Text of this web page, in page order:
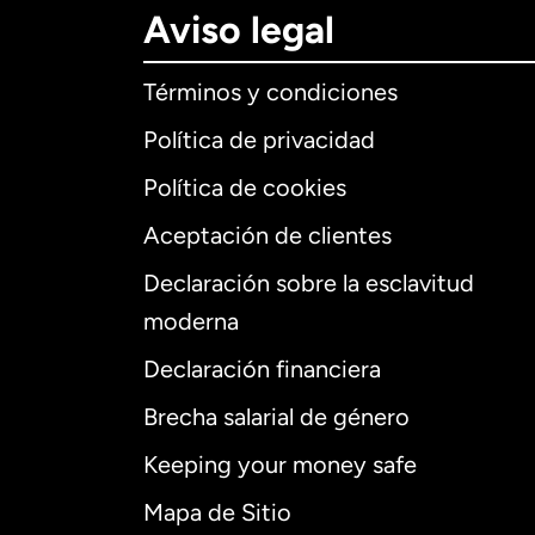
Aviso legal
Términos y condiciones
Política de privacidad
Política de cookies
Aceptación de clientes
Declaración sobre la esclavitud
moderna
Declaración financiera
Brecha salarial de género
Keeping your money safe
Mapa de Sitio
Internacional
Alemania